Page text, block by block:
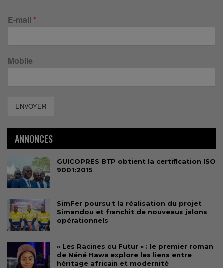
E-mail *
Mobile
ENVOYER
ANNONCES
GUICOPRES BTP obtient la certification ISO
9001:2015
SimFer poursuit la réalisation du projet
Simandou et franchit de nouveaux jalons
opérationnels
« Les Racines du Futur » : le premier roman
de Néné Hawa explore les liens entre
héritage africain et modernité